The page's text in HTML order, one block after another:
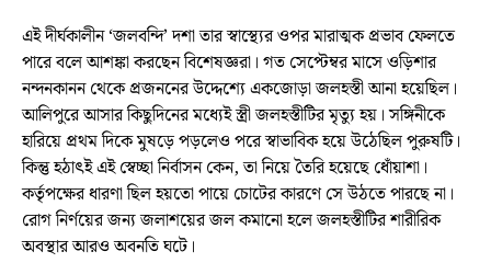
এই দীর্ঘকালীন ‘জলবন্দি’ দশা তার স্বাস্থ্যের ওপর মারাত্মক প্রভাব ফেলতে
পারে বলে আশঙ্কা করছেন বিশেষজ্ঞরা। গত সেপ্টেম্বর মাসে ওড়িশার
নন্দনকানন থেকে প্রজননের উদ্দেশ্যে একজোড়া জলহস্তী আনা হয়েছিল।
আলিপুরে আসার কিছুদিনের মধ্যেই স্ত্রী জলহস্তীটির মৃত্যু হয়। সঙ্গিনীকে
হারিয়ে প্রথম দিকে মুষড়ে পড়লেও পরে স্বাভাবিক হয়ে উঠেছিল পুরুষটি।
কিন্তু হঠাৎই এই স্বেচ্ছা নির্বাসন কেন, তা নিয়ে তৈরি হয়েছে ধোঁয়াশা।
কর্তৃপক্ষের ধারণা ছিল হয়তো পায়ে চোটের কারণে সে উঠতে পারছে না।
রোগ নির্ণয়ের জন্য জলাশয়ের জল কমানো হলে জলহস্তীটির শারীরিক
অবস্থার আরও অবনতি ঘটে।